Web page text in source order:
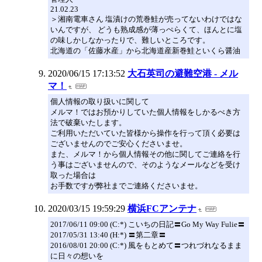
21.02.23
＞湘南電車さん 塩漬けの荒巻鮭が売ってないわけではな
いんですが、 どうも熟成感が薄っぺらくて、ほんとに塩
の味しかしなかったりで、難しいところです。
北海道の「佐藤水産」から北海道産新巻鮭といくら醤油
2020/06/15 17:13:52 大石英司の避難空港 - メル
マ！
個人情報の取り扱いに関して
メルマ！ではお預かりしていた個人情報をしかるべき方
法で破棄いたします。
ご利用いただいていた皆様から操作を行って頂く必要は
ございませんのでご安心くださいませ。
また、メルマ！から個人情報その他に関してご連絡を行
う事はございませんので、そのようなメールなどを受け
取った場合は
お手数ですが弊社までご連絡くださいませ。
2020/03/15 19:59:29 横浜FCアンテナ
2017/06/11 09:00 (C:*) こいちの日記〓Go My Way Fulie〓
2017/05/31 13:40 (H:*) 〓第二章〓
2016/08/01 20:00 (C:*) 風をもとめて〓つれづれなるまま
に日々の想いを